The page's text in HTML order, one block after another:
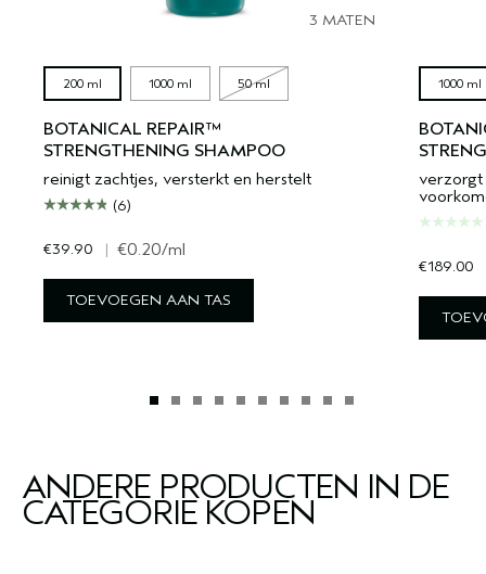
3 MATEN
200 ml 1000 ml 50 ml
BOTANICAL REPAIR™
STRENGTHENING SHAMPOO
reinigt zachtjes, versterkt en herstelt
(6)
€39.90 | €0.20/ml
TOEVOEGEN AAN TAS
1000 ml
verzorgt
€189.00
ANDERE PRODUCTEN IN DE
CATEGORIE KOPEN